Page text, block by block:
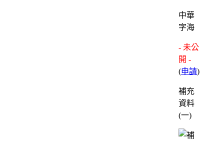
中華
字海
- 未公
開 -
(申請)
補充
資料
(一)